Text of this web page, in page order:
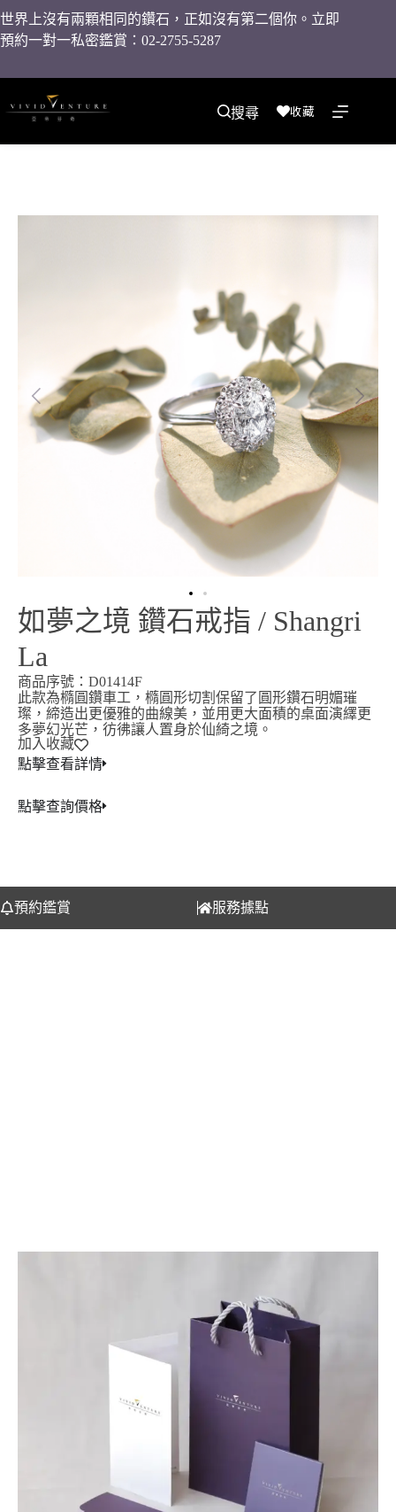
世界上沒有兩顆相同的鑽石，正如沒有第二個你。立即
預約一對一私密鑑賞：02-2755-5287
搜尋 收藏
如夢之境 鑽石戒指 / Shangri
La
商品序號：D01414F
此款為橢圓鑽車工，橢圓形切割保留了圓形鑽石明媚璀
璨，締造出更優雅的曲線美，並用更大面積的桌面演繹更
多夢幻光芒，彷彿讓人置身於仙綺之境。
加入收藏
點擊查看詳情
點擊查詢價格
預約鑑賞 服務據點